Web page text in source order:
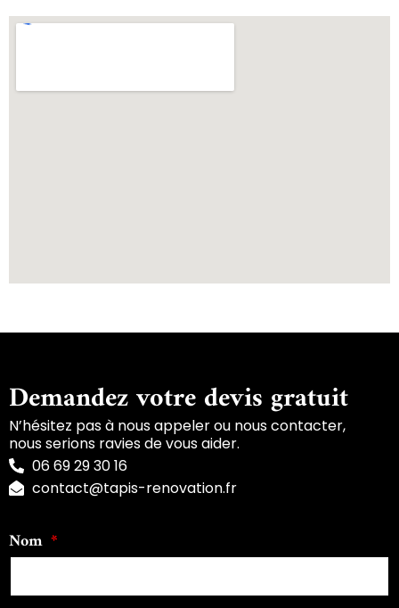
Demandez votre devis gratuit
N’hésitez pas à nous appeler ou nous contacter,
nous serions ravies de vous aider.
06 69 29 30 16
contact@tapis-renovation.fr
Nom